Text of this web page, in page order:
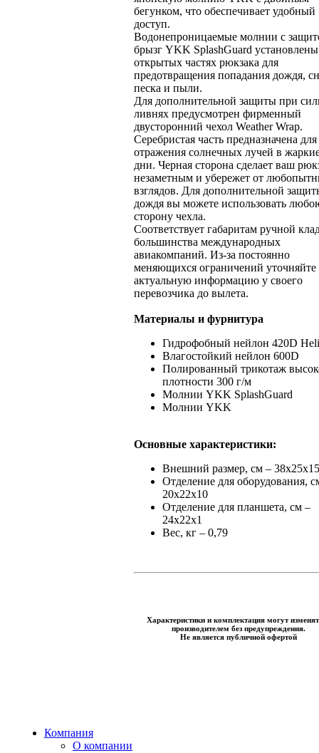
бегунком, что обеспечивает удобный
доступ.
Водонепроницаемые молнии с
брызг YKK SplashGuard
открытых частях рюкзака для
предотвращения попадания дождя,
песка и пыли.
Для дополнительной защиты при
ливнях предусмотрен фирменный
двусторонний чехол Weather Wrap.
Серебристая часть предназначена для
отражения солнечных лучей в
дни. Черная сторона сделает ваш
незаметным и убережет от
взглядов. Для дополнительной
дождя вы можете использовать
сторону чехла.
Соответствует габаритам ручной
большинства международных
авиакомпаний. Из-за постоянно
меняющихся ограничений уточняйте
актуальную информацию у своего
перевозчика до вылета.
Материалы и фурнитура
Гидрофобный нейлон 420D
Влагостойкий нейлон 600D
Полированный трикотаж
плотности 300 г/м
Молнии YKK SplashGuard
Молнии YKK
Основные характеристики:
Внешний размер, см – 38х25х15
Отделение для оборудования,
20х22х10
Отделение для планшета, см –
24х22х1
Вес, кг – 0,79
Характеристики и комплектация могут
производителем без предупреждения.
Не является публичной офертой
Компания
О компании